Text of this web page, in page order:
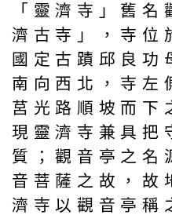
「靈濟寺」舊
濟古寺」，寺位
國定古蹟邱良功
南向西北，寺左
莒光路順坡而下
現靈濟寺兼具把
質；觀音亭之名
音菩薩之故，故
濟寺以觀音亭稱